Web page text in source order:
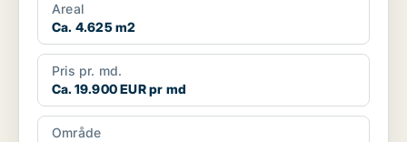
Areal
Ca. 4.625 m2
Pris pr. md.
Ca. 19.900 EUR pr md
Område